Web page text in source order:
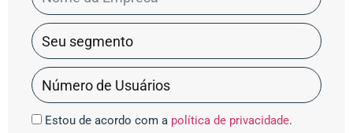
Estou de acordo com a política de privacidade.